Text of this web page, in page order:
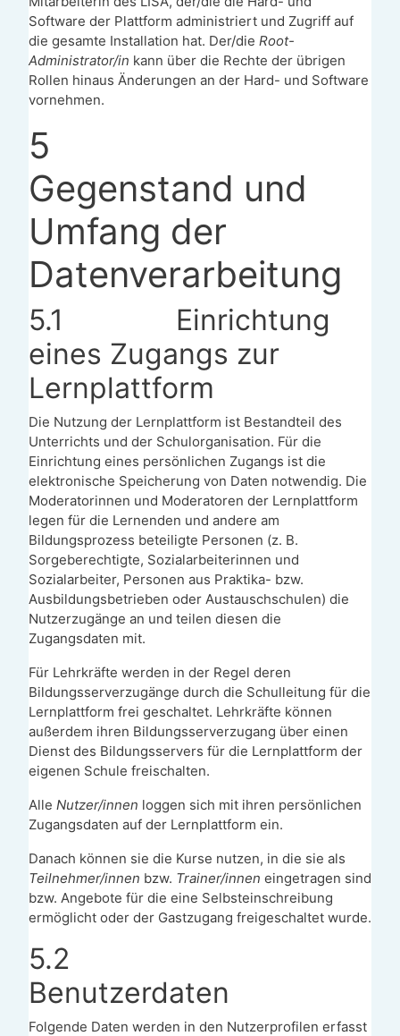
Software der Plattform administriert und Zugriff auf
die gesamte Installation hat. Der/die Root-
Administrator/in kann über die Rechte der übrigen
Rollen hinaus Änderungen an der Hard- und Software
vornehmen.
5
Gegenstand und
Umfang der
Datenverarbeitung
5.1 Einrichtung
eines Zugangs zur
Lernplattform
Die Nutzung der Lernplattform ist Bestandteil des
Unterrichts und der Schulorganisation. Für die
Einrichtung eines persönlichen Zugangs ist die
elektronische Speicherung von Daten notwendig. Die
Moderatorinnen und Moderatoren der Lernplattform
legen für die Lernenden und andere am
Bildungsprozess beteiligte Personen (z. B.
Sorgeberechtigte, Sozialarbeiterinnen und
Sozialarbeiter, Personen aus Praktika- bzw.
Ausbildungsbetrieben oder Austauschschulen) die
Nutzerzugänge an und teilen diesen die
Zugangsdaten mit.
Für Lehrkräfte werden in der Regel deren
Bildungsserverzugänge durch die Schulleitung für die
Lernplattform frei geschaltet. Lehrkräfte können
außerdem ihren Bildungsserverzugang über einen
Dienst des Bildungsservers für die Lernplattform der
eigenen Schule freischalten.
Alle Nutzer/innen loggen sich mit ihren persönlichen
Zugangsdaten auf der Lernplattform ein.
Danach können sie die Kurse nutzen, in die sie als
Teilnehmer/innen bzw. Trainer/innen eingetragen sind
bzw. Angebote für die eine Selbsteinschreibung
ermöglicht oder der Gastzugang freigeschaltet wurde.
5.2
Benutzerdaten
Folgende Daten werden in den Nutzerprofilen erfasst